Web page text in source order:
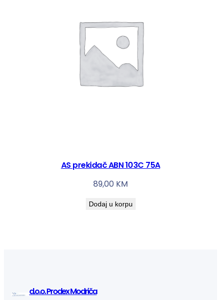
AS prekidač ABN 103C 75A
89,00 KM
Dodaj u korpu
d.o.o. Prodex Modriča